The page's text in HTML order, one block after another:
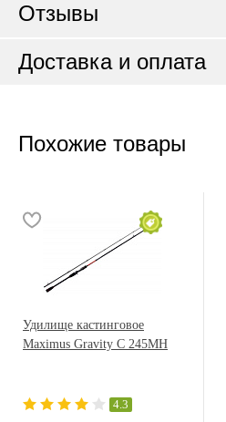
Отзывы
Доставка и оплата
Похожие товары
Удилище кастинговое
Maximus Gravity C 245MH
4.3